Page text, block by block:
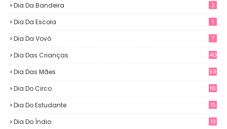
Dia Da Bandeira 2
Dia Da Escola 1
Dia Da Vovó 7
Dia Das Crianças 40
Dia Das Mães 59
Dia Do Circo 16
Dia Do Estudante 15
Dia Do Índio 13